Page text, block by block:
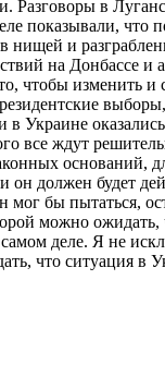
Разговоры в
показывали, что
нищей и
на Донбассе
чтобы изменить
в Украине
все ждут
должен будет
бы пытаться,
можно ожидать,
деле. Я не
что ситуация в